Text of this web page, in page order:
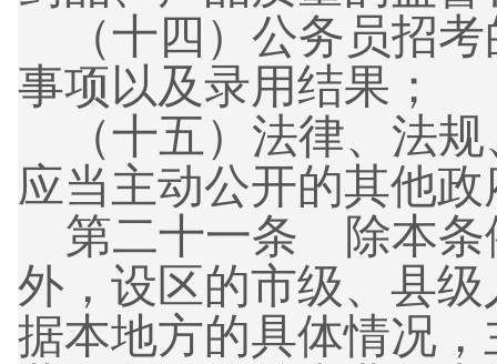
（十四） 公务员招
事项以及录用结果；
（十五） 法律、法
应当主动公开的其他
第二十一条 除本条
外，设区的市级、县
据本地方的具体情况